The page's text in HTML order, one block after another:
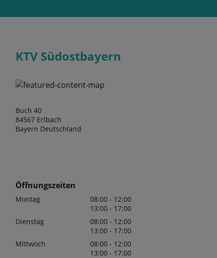
KTV Südostbayern
Buch 40
84567 Erlbach
Bayern Deutschland
Öffnungszeiten
Montag
08:00 - 12:00
13:00 - 17:00
Dienstag
08:00 - 12:00
13:00 - 17:00
MIttwoch
08:00 - 12:00
13:00 - 17:00